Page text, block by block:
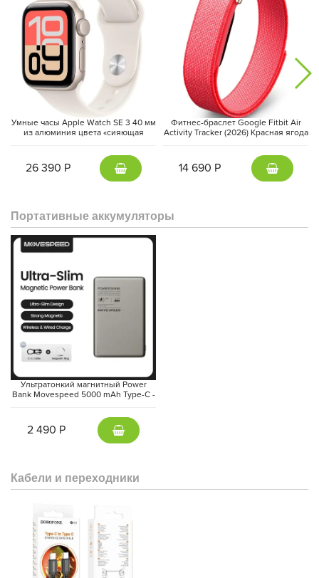
Умные часы Apple Watch SE 3 40 мм
из алюминия цвета «сияющая
«сияющая звезда» (S/M)
26 390 Р
Фитнес-браслет Google Fitbit Air
Activity Tracker (2026) Красная ягода
14 690 Р
Портативные аккумуляторы
Ультратонкий магнитный Power
Bank Movespeed 5000 mAh Type-C -
2 490 Р
Кабели и переходники